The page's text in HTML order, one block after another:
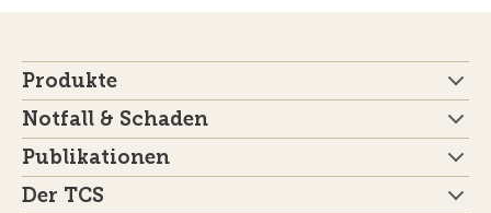
Produkte
Notfall & Schaden
Publikationen
Der TCS